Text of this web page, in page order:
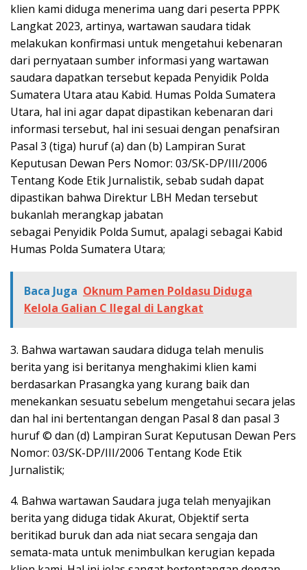
klien kami diduga menerima uang dari peserta PPPK
Langkat 2023, artinya, wartawan saudara tidak
melakukan konfirmasi untuk mengetahui kebenaran
dari pernyataan sumber informasi yang wartawan
saudara dapatkan tersebut kepada Penyidik Polda
Sumatera Utara atau Kabid. Humas Polda Sumatera
Utara, hal ini agar dapat dipastikan kebenaran dari
informasi tersebut, hal ini sesuai dengan penafsiran
Pasal 3 (tiga) huruf (a) dan (b) Lampiran Surat
Keputusan Dewan Pers Nomor: 03/SK-DP/III/2006
Tentang Kode Etik Jurnalistik, sebab sudah dapat
dipastikan bahwa Direktur LBH Medan tersebut
bukanlah merangkap jabatan
sebagai Penyidik Polda Sumut, apalagi sebagai Kabid
Humas Polda Sumatera Utara;
Baca Juga Oknum Pamen Poldasu Diduga
Kelola Galian C Ilegal di Langkat
3. Bahwa wartawan saudara diduga telah menulis
berita yang isi beritanya menghakimi klien kami
berdasarkan Prasangka yang kurang baik dan
menekankan sesuatu sebelum mengetahui secara jelas
dan hal ini bertentangan dengan Pasal 8 dan pasal 3
huruf © dan (d) Lampiran Surat Keputusan Dewan Pers
Nomor: 03/SK-DP/III/2006 Tentang Kode Etik
Jurnalistik;
4. Bahwa wartawan Saudara juga telah menyajikan
berita yang diduga tidak Akurat, Objektif serta
beritikad buruk dan ada niat secara sengaja dan
semata-mata untuk menimbulkan kerugian kepada